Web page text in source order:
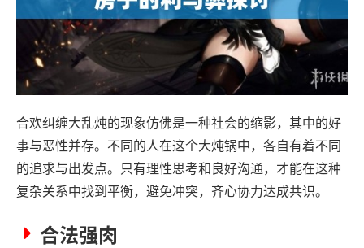
合欢纠缠大乱炖的现象仿佛是一种社会的缩影，其中的好
事与恶性并存。不同的人在这个大炖锅中，各自有着不同
的追求与出发点。只有理性思考和良好沟通，才能在这种
复杂关系中找到平衡，避免冲突，齐心协力达成共识。
合法强肉